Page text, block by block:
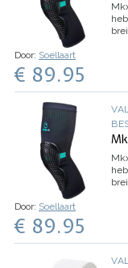
Door: Soellaart
€ 89.95
Door: Soellaart
€ 89.95